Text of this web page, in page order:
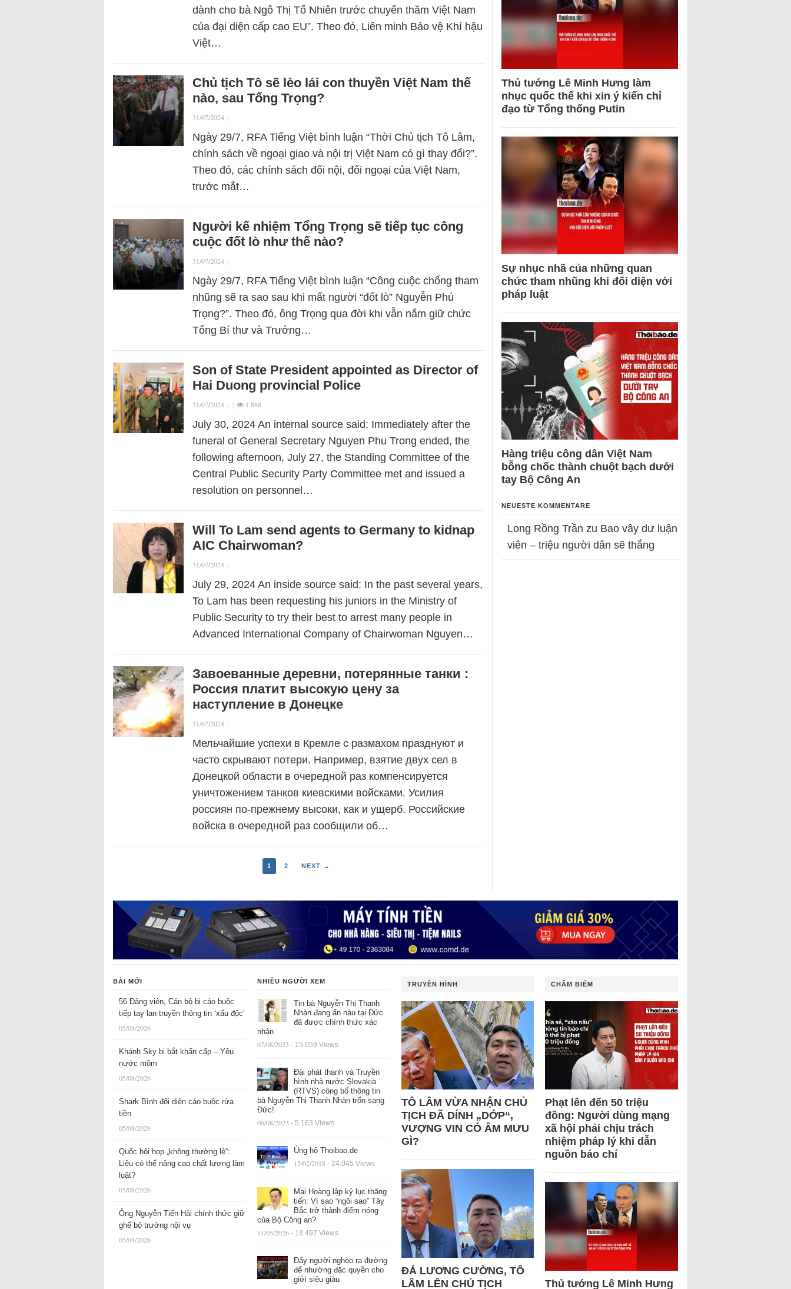
dành cho bà Ngô Thị Tố Nhiên trước chuyến thăm Việt Nam
của đại diện cấp cao EU”. Theo đó, Liên minh Bảo vệ Khí hậu
Việt…
Chủ tịch Tô sẽ lèo lái con thuyền Việt Nam thế
nào, sau Tổng Trọng?
31/07/2024 |
Ngày 29/7, RFA Tiếng Việt bình luận “Thời Chủ tịch Tô Lâm,
chính sách về ngoại giao và nội trị Việt Nam có gì thay đổi?”.
Theo đó, các chính sách đối nội, đối ngoại của Việt Nam,
trước mắt…
Người kế nhiệm Tổng Trọng sẽ tiếp tục công
cuộc đốt lò như thế nào?
31/07/2024 |
Ngày 29/7, RFA Tiếng Việt bình luận “Công cuộc chống tham
nhũng sẽ ra sao sau khi mất người “đốt lò” Nguyễn Phú
Trọng?”. Theo đó, ông Trọng qua đời khi vẫn nắm giữ chức
Tổng Bí thư và Trưởng…
Son of State President appointed as Director of
Hai Duong provincial Police
31/07/2024 | | 1.888
July 30, 2024 An internal source said: Immediately after the
funeral of General Secretary Nguyen Phu Trong ended, the
following afternoon, July 27, the Standing Committee of the
Central Public Security Party Committee met and issued a
resolution on personnel…
Will To Lam send agents to Germany to kidnap
AIC Chairwoman?
31/07/2024 |
July 29, 2024 An inside source said: In the past several years,
To Lam has been requesting his juniors in the Ministry of
Public Security to try their best to arrest many people in
Advanced International Company of Chairwoman Nguyen…
Завоеванные деревни, потерянные танки :
Россия платит высокую цену за
наступление в Донецке
31/07/2024 |
Мельчайшие успехи в Кремле с размахом празднуют и
часто скрывают потери. Например, взятие двух сел в
Донецкой области в очередной раз компенсируется
уничтожением танков киевскими войсками. Усилия
россиян по-прежнему высоки, как и ущерб. Российские
войска в очередной раз сообщили об…
1 2 NEXT →
Thủ tướng Lê Minh Hưng làm
nhục quốc thể khi xin ý kiến chỉ
đạo từ Tổng thống Putin
Sự nhục nhã của những quan
chức tham nhũng khi đối diện với
pháp luật
Hàng triệu công dân Việt Nam
bỗng chốc thành chuột bạch dưới
tay Bộ Công An
NEUESTE KOMMENTARE
Long Rồng Trần zu Bao vây dư luận
viên – triệu người dân sẽ thắng
BÀI MỚI
56 Đảng viên, Cán bộ bị cáo buộc
tiếp tay lan truyền thông tin ‘xấu độc’
05/08/2026
Khánh Sky bị bắt khẩn cấp – Yêu
nước mõm
05/08/2026
Shark Bình đối diện cáo buộc rửa
tiền
05/08/2026
Quốc hội họp „không thường lệ“:
Liệu có thể nâng cao chất lượng làm
luật?
05/08/2026
Ông Nguyễn Tiến Hải chính thức giữ
ghế bộ trưởng nội vụ
05/08/2026
NHIỀU NGƯỜI XEM
Tin bà Nguyễn Thị Thanh
Nhàn đang ẩn náu tại Đức
đã được chính thức xác
nhận
07/08/2023 - 15.059 Views
Đài phát thanh và Truyền
hình nhà nước Slovakia
(RTVS) công bố thông tin
bà Nguyễn Thị Thanh Nhàn trốn sang
Đức!
06/08/2023 - 5.163 Views
Ủng hộ Thoibao.de
15/02/2018 - 24.045 Views
Mai Hoàng lập kỷ lục thăng
tiến: Vì sao “ngôi sao” Tây
Bắc trở thành điểm nóng
của Bộ Công an?
11/05/2026 - 18.497 Views
Đẩy người nghèo ra đường
để nhường đặc quyền cho
giới siêu giàu
TRUYỀN HÌNH
TÔ LÂM VỪA NHẬN CHỦ
TỊCH ĐÃ DÍNH „DỚP“,
VƯỢNG VIN CÓ ÂM MƯU
GÌ?
ĐÁ LƯƠNG CƯỜNG, TÔ
LÂM LÊN CHỦ TỊCH
CHÂM BIẾM
Phạt lên đến 50 triệu
đồng: Người dùng mạng
xã hội phải chịu trách
nhiệm pháp lý khi dẫn
nguồn báo chí
Thủ tướng Lê Minh Hưng